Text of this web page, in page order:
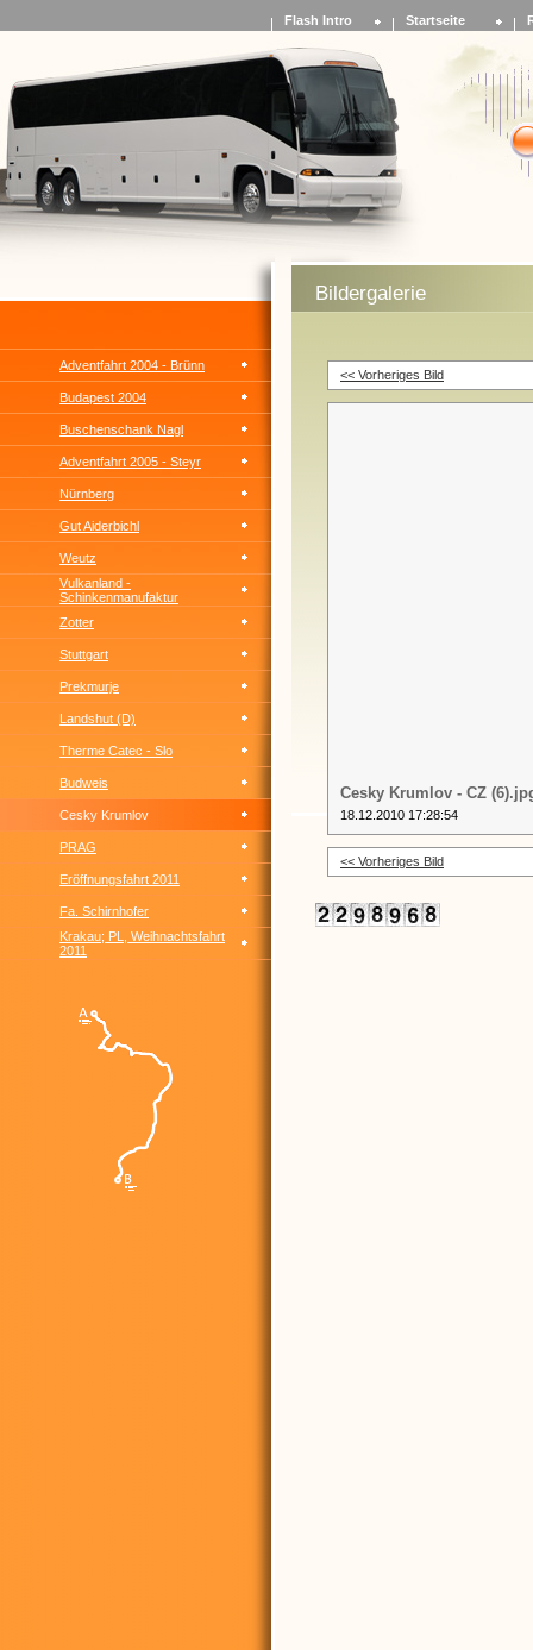
Flash Intro Startseite
Adventfahrt 2004 - Brünn
Budapest 2004
Buschenschank Nagl
Adventfahrt 2005 - Steyr
Nürnberg
Gut Aiderbichl
Weutz
Vulkanland -
Schinkenmanufaktur
Zotter
Stuttgart
Prekmurje
Landshut (D)
Therme Catec - Slo
Budweis
Cesky Krumlov
PRAG
Eröffnungsfahrt 2011
Fa. Schirnhofer
Krakau; PL, Weihnachtsfahrt
2011
Bildergalerie
<< Vorheriges Bild
Cesky Krumlov - CZ
18.12.2010 17:28:54
<< Vorheriges Bild